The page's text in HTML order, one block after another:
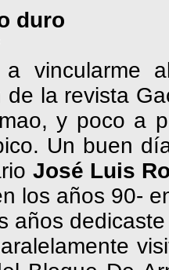
duro
a vincularme
de la revista
, y poco a
Un buen
José Luis
los años 90-
años